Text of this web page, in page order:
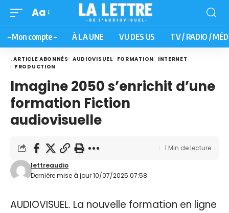
Aa
– Mon compte – À LA UNE VU DES US TV / RADIO /
. ARTICLE ABONNÉS AUDIOVISUEL FORMATION
INTERNET
PRODUCTION
Imagine 2050 s’enrichit d’une
formation Fiction
audiovisuelle
Dernière mise à jour 10/07/2025 07:58
lettreaudio
1 Min de lecture
AUDIOVISUEL. La nouvelle formation en ligne